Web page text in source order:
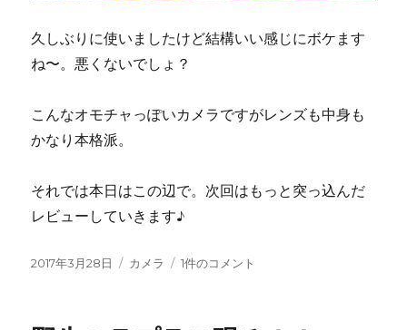
久しぶりに使いましたけど結構いい感じにボケます
ね〜。悪くないでしょ？
こんなオモチャっぽいカメラですがレンズも中身も
かなり本格派。
それでは本日はこの辺で。次回はもっと突っ込んだ
レビューしていきます♪
投
2017年3月28日
カ
カメラ
OLYMPUS
1件のコメント